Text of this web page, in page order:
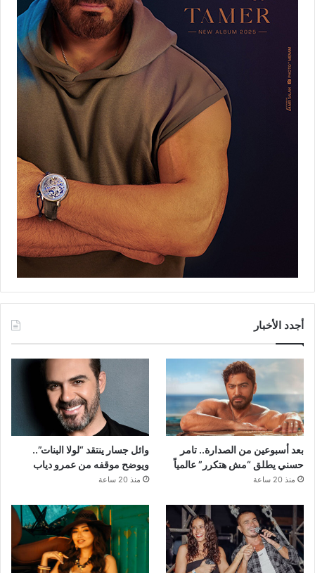
أجدد الأخبار
بعد أسبوعين من الصدارة.. تامر
حسني يطلق “مش هتكرر” عالمياً
منذ 20 ساعة
وائل جسار ينتقد “لولا البنات”..
ويوضح موقفه من عمرو دياب
منذ 20 ساعة